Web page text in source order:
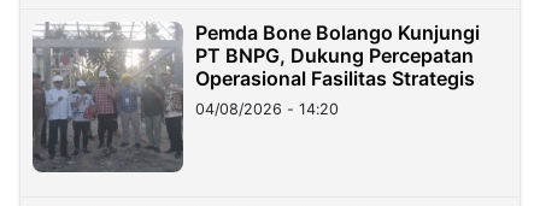
Pemda Bone Bolango Kunjungi
PT BNPG, Dukung Percepatan
Operasional Fasilitas Strategis
04/08/2026 - 14:20